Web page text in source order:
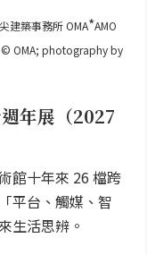
建築事務所 OMA*AMO
© OMA; photography by
年展（2027
館十年來 26 檔跨
平台、觸媒、智
生活思辨。